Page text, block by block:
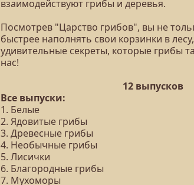
взаимодействуют грибы и деревья.
Посмотрев "Царство грибов", вы не
быстрее наполнять свои корзинки в
удивительные секреты, которые грибы
нас!
12 выпусков
Все выпуски:
1. Белые
2. Ядовитые грибы
3. Древесные грибы
4. Необычные грибы
5. Лисички
6. Благородные грибы
7. Мухоморы